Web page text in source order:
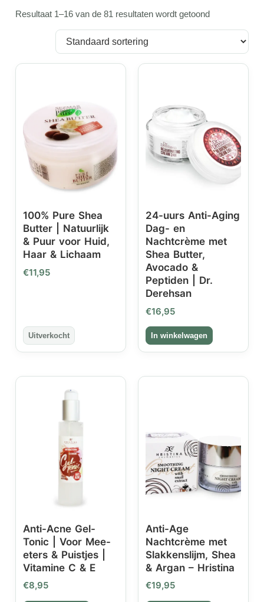
Resultaat 1–16 van de 81 resultaten wordt getoond
100% Pure Shea
Butter | Natuurlijk
& Puur voor Huid,
Haar & Lichaam
€11,95
24-uurs Anti-Aging
Dag- en
Nachtcrème met
Shea Butter,
Avocado &
Peptiden | Dr.
Derehsan
€16,95
Anti-Acne Gel-
Tonic | Voor Mee-
eters & Puistjes |
Vitamine C & E
€8,95
Anti-Age
Nachtcrème met
Slakkenslijm, Shea
& Argan – Hristina
€19,95